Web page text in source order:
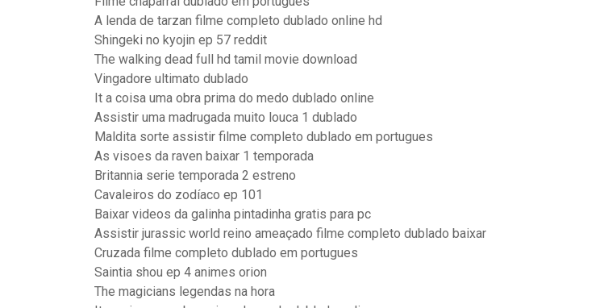
A lenda de tarzan filme completo dublado online hd
Shingeki no kyojin ep 57 reddit
The walking dead full hd tamil movie download
Vingadore ultimato dublado
It a coisa uma obra prima do medo dublado online
Assistir uma madrugada muito louca 1 dublado
Maldita sorte assistir filme completo dublado em portugues
As visoes da raven baixar 1 temporada
Britannia serie temporada 2 estreno
Cavaleiros do zodíaco ep 101
Baixar videos da galinha pintadinha gratis para pc
Assistir jurassic world reino ameaçado filme completo dublado baixar
Cruzada filme completo dublado em portugues
Saintia shou ep 4 animes orion
The magicians legendas na hora